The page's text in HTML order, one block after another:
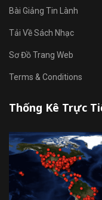
Bài Giảng Tin Lành
Tải Về Sách Nhạc
Sơ Đồ Trang Web
Terms & Conditions
Thống Kê Trực